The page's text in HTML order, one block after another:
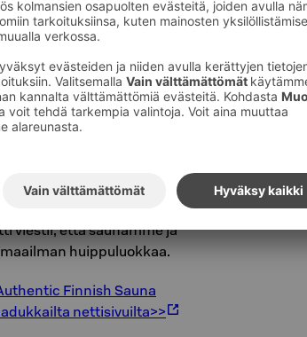
naisille. Molemmissa
aukioloajoissa.
laatukäsikirjan kriteerit
viestii, että saunamme ja
huippuluokkaa.
Finnish Sauna
nettisivuilta>>